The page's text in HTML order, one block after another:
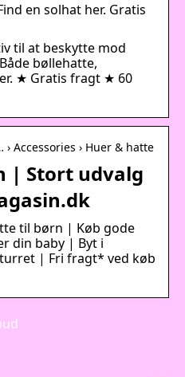
en solhat her. Gratis
til at beskytte mod
bøllehatte,
★ Gratis fragt ★ 60
Accessories › Huer & hatte
| Stort udvalg
til børn | Køb gode
din baby | Byt i
| Fri fragt* ved køb